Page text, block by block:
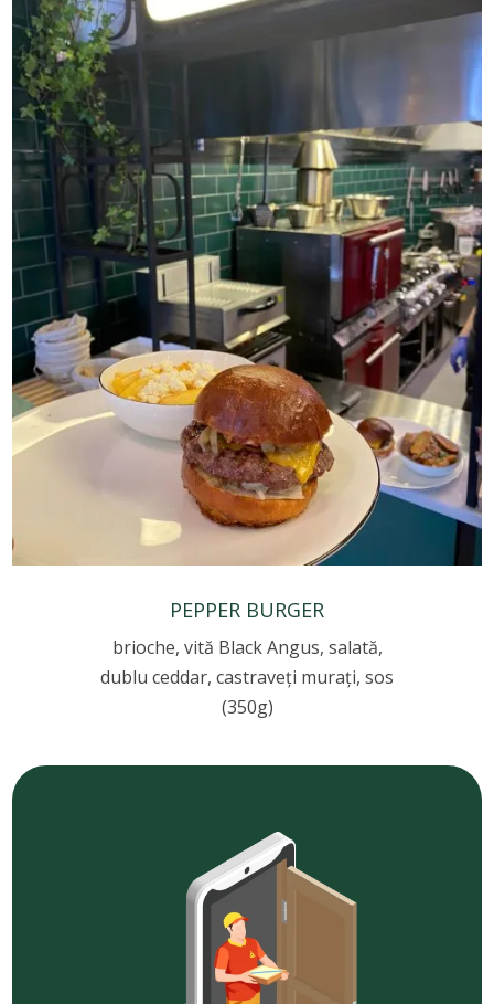
PEPPER BURGER
brioche, vită Black Angus, salată,
dublu ceddar, castraveți murați, sos
(350g)